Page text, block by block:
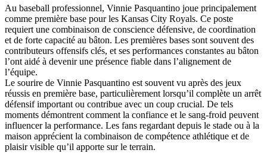
Au baseball professionnel, Vinnie Pasquantino joue principalement
comme première base pour les Kansas City Royals. Ce poste
requiert une combinaison de conscience défensive, de coordination
et de forte capacité au bâton. Les premières bases sont souvent des
contributeurs offensifs clés, et ses performances constantes au bâton
l’ont aidé à devenir une présence fiable dans l’alignement de
l’équipe.
Le sourire de Vinnie Pasquantino est souvent vu après des jeux
réussis en première base, particulièrement lorsqu’il complète un arrêt
défensif important ou contribue avec un coup crucial. De tels
moments démontrent comment la confiance et le sang-froid peuvent
influencer la performance. Les fans regardant depuis le stade ou à la
maison apprécient la combinaison de compétence athlétique et de
plaisir visible qu’il apporte sur le terrain.